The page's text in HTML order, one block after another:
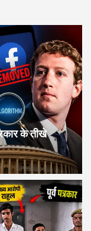
के तीखे